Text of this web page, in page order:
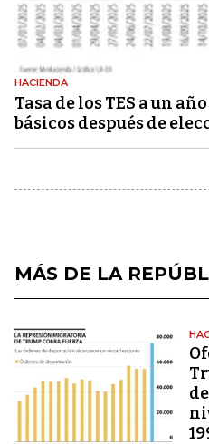
HACIENDA
Tasa de los TES a un
básicos después de
MÁS DE LA